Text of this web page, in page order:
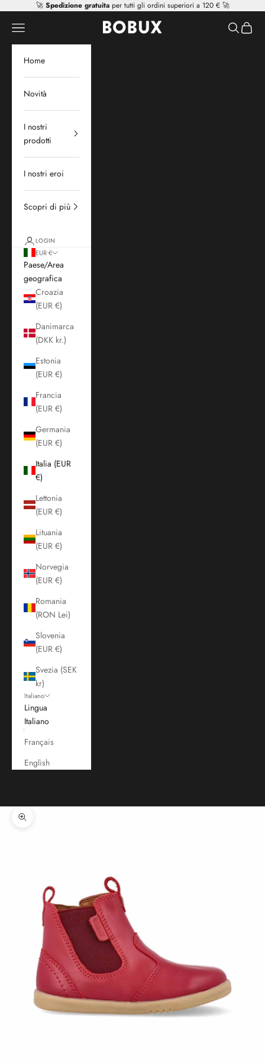
Vai al contenuto
🚀 Spedizione gratuitaper tutti gli ordini superiori a 120 € 🚀
Mr Tiggle - Distributor
Apri il menu di navigazione Mostra il
Home
Novità
I nostri
prodotti
I nostri eroi
Scopri di più
LOGIN
EUR €
Paese/Area
geografica
Croazia
(EUR €)
Danimarca
(DKK kr.)
Estonia
(EUR €)
Francia
(EUR €)
Germania
(EUR €)
Italia (EUR
€)
Lettonia
(EUR €)
Lituania
(EUR €)
Norvegia
(EUR €)
Romania
(RON Lei)
Slovenia
(EUR €)
Svezia (SEK
kr)
Italiano
Lingua
Italiano
Français
English
Ingrandisci immagine